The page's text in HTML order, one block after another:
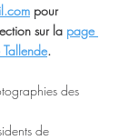
pour
sur la page
.
des
de